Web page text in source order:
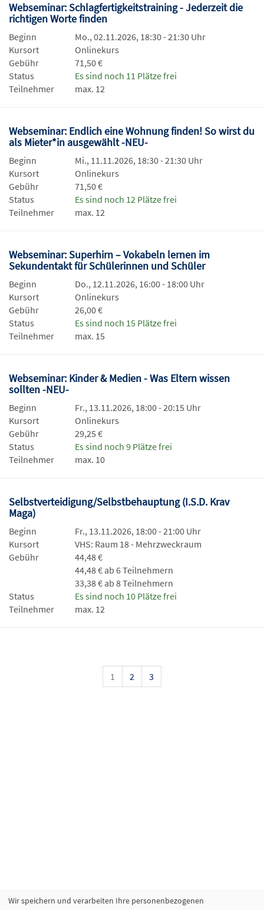
Webseminar: Schlagfertigkeitstraining - Jederzeit die
richtigen Worte finden
Beginn
Mo., 02.11.2026, 18:30 - 21:30 Uhr
Kursort
Onlinekurs
Gebühr
71,50 €
Status
Es sind noch 11 Plätze frei
Teilnehmer
max. 12
Webseminar: Endlich eine Wohnung finden! So wirst du
als Mieter*in ausgewählt -NEU-
Beginn
Mi., 11.11.2026, 18:30 - 21:30 Uhr
Kursort
Onlinekurs
Gebühr
71,50 €
Status
Es sind noch 12 Plätze frei
Teilnehmer
max. 12
Webseminar: Superhirn – Vokabeln lernen im
Sekundentakt für Schülerinnen und Schüler
Beginn
Do., 12.11.2026, 16:00 - 18:00 Uhr
Kursort
Onlinekurs
Gebühr
26,00 €
Status
Es sind noch 15 Plätze frei
Teilnehmer
max. 15
Webseminar: Kinder & Medien - Was Eltern wissen
sollten -NEU-
Beginn
Fr., 13.11.2026, 18:00 - 20:15 Uhr
Kursort
Onlinekurs
Gebühr
29,25 €
Status
Es sind noch 9 Plätze frei
Teilnehmer
max. 10
Selbstverteidigung/Selbstbehauptung (I.S.D. Krav
Maga)
Beginn
Fr., 13.11.2026, 18:00 - 21:00 Uhr
Kursort
VHS: Raum 18 - Mehrzweckraum
Gebühr
44,48 €
44,48 € ab 6 Teilnehmern
33,38 € ab 8 Teilnehmern
Status
Es sind noch 10 Plätze frei
Teilnehmer
max. 12
1 2 3
Wir speichern und verarbeiten Ihre personenbezogenen